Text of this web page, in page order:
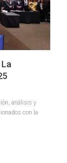
análisis y
con la